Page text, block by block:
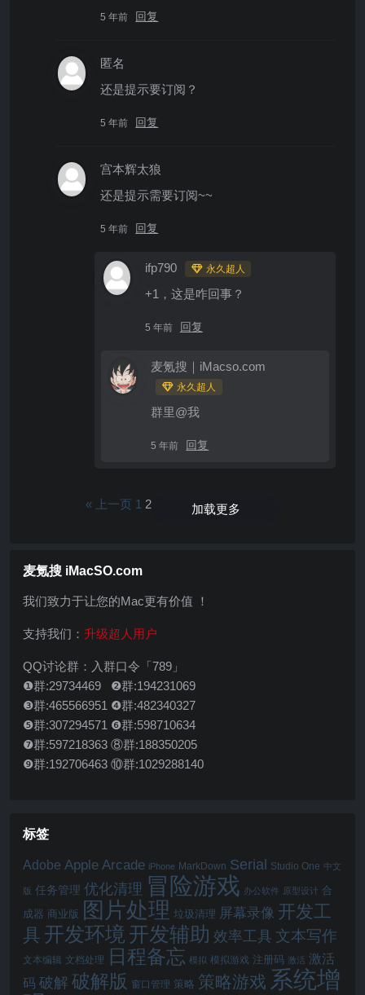
5 年前 回复
匿名
还是提示要订阅？
5 年前 回复
宫本辉太狼
还是提示需要订阅~~
5 年前 回复
ifp790 永久超人
+1，这是咋回事？
5 年前 回复
麦氪搜｜iMacso.com
永久超人
群里@我
5 年前 回复
« 上一页 1 2 加载更多
麦氪搜 iMacSO.com
我们致力于让您的Mac更有价值 ！
支持我们： 升级超人用户
QQ讨论群：入群口令「789」
❶群:29734469 ❷群:194231069
❸群:465566951 ❹群:482340327
❺群:307294571 ❻群:598710634
❼群:597218363 ⑧群:188350205
❾群:192706463 ⑩群:1029288140
标签
Adobe Apple Arcade iPhone MarkDown Serial Studio One 中文
版 任务管理 优化清理 冒险游戏 办公软件 原型设计 合
成器 商业版 图片处理 垃圾清理 屏幕录像 开发工
具 开发环境 开发辅助 效率工具 文本写作
文本编辑 文档处理 日程备忘 模拟 模拟游戏 注册码 激活 激活
码 破解 破解版 窗口管理 策略 策略游戏 系统增